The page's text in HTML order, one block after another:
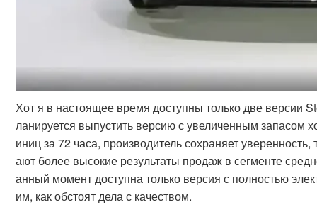
Хот я в настоящее время доступны только две версии
ланируется выпустить версию с увеличенным
иниц за 72 часа, производитель сохраняет
ают более высокие результаты продаж в сегменте
анный момент доступна только версия с полностью
им, как обстоят дела с качеством.